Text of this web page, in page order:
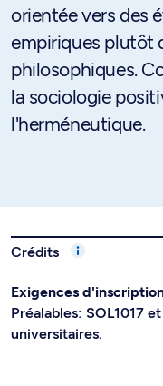
orientée vers des
empiriques plutôt
philosophiques.
la sociologie
l'herméneutique.
Crédits
Exigences
Préalables: SOL1017
universitaires.